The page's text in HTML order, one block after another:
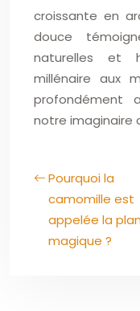
croissante en
douce
naturelles et
millénaire aux
profondément
notre imaginaire
Pourquoi la
camomille est
appelée la
magique ?